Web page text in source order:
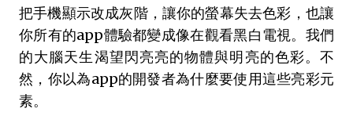
把手機顯示改成灰階，讓你的螢幕失去色彩，也讓
你所有的app體驗都變成像在觀看黑白電視。我們
的大腦天生渴望閃亮亮的物體與明亮的色彩。不
然，你以為app的開發者為什麼要使用這些亮彩元
素。